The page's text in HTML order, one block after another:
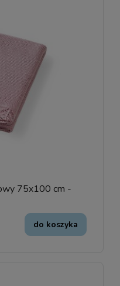
75x100 cm -
do koszyka